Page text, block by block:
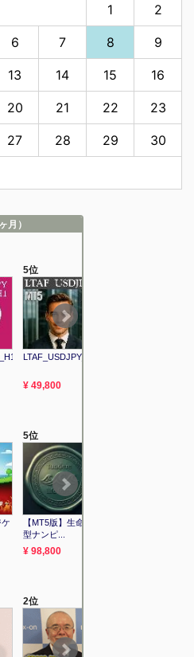
1 2
6 7 8 9
13 14 15 16
20 21 22 23
27 28 29 30